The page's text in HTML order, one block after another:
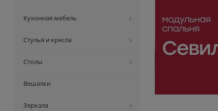
Кухонная мебель
Стулья и кресла
Столы
Вешалки
Зеркала